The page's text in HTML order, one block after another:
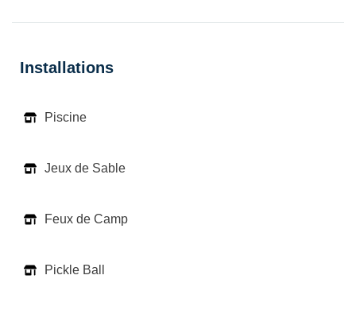
Installations
Piscine
Jeux de Sable
Feux de Camp
Pickle Ball